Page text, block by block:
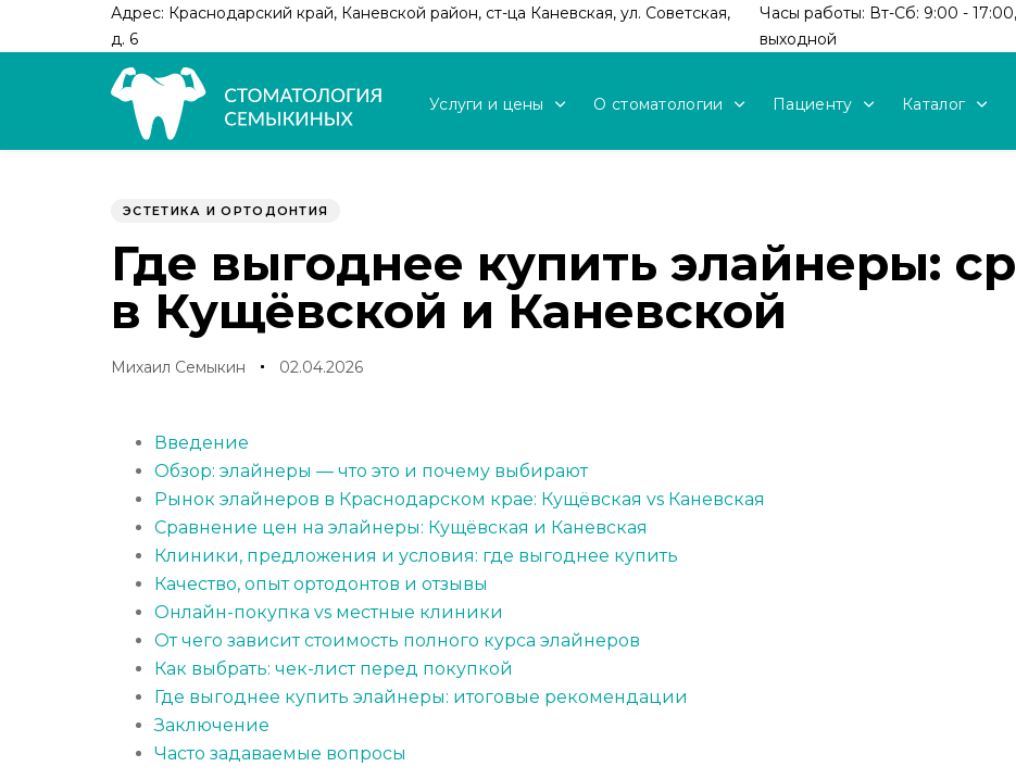
Адрес: Краснодарский край, Каневской район, ст-ца Каневская, ул. Советская,
д. 6
Часы работы: Вт-Сб: 9:00 -
выходной
Услуги и цены О стоматологии Пациенту Каталог
ЭСТЕТИКА И ОРТОДОНТИЯ
Где выгоднее купить элайнеры:
в Кущёвской и Каневской
Михаил Семыкин 02.04.2026
Введение
Обзор: элайнеры — что это и почему выбирают
Рынок элайнеров в Краснодарском крае: Кущёвская vs Каневская
Сравнение цен на элайнеры: Кущёвская и Каневская
Клиники, предложения и условия: где выгоднее купить
Качество, опыт ортодонтов и отзывы
Онлайн-покупка vs местные клиники
От чего зависит стоимость полного курса элайнеров
Как выбрать: чек-лист перед покупкой
Где выгоднее купить элайнеры: итоговые рекомендации
Заключение
Часто задаваемые вопросы